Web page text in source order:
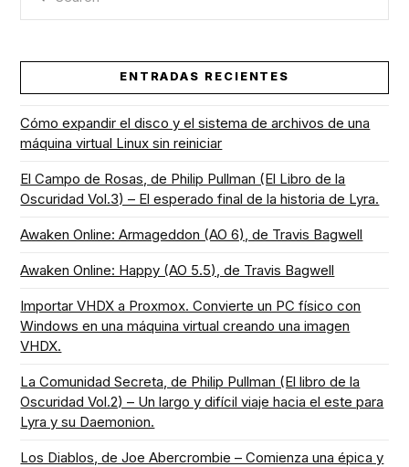
ENTRADAS RECIENTES
Cómo expandir el disco y el sistema de archivos de una
máquina virtual Linux sin reiniciar
El Campo de Rosas, de Philip Pullman (El Libro de la
Oscuridad Vol.3) – El esperado final de la historia de Lyra.
Awaken Online: Armageddon (AO 6), de Travis Bagwell
Awaken Online: Happy (AO 5.5), de Travis Bagwell
Importar VHDX a Proxmox. Convierte un PC físico con
Windows en una máquina virtual creando una imagen
VHDX.
La Comunidad Secreta, de Philip Pullman (El libro de la
Oscuridad Vol.2) – Un largo y difícil viaje hacia el este para
Lyra y su Daemonion.
Los Diablos, de Joe Abercrombie – Comienza una épica y